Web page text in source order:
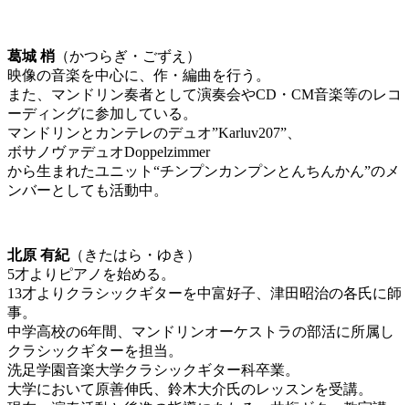
葛城 梢 （かつらぎ・ごずえ）
映像の音楽を中心に、作・編曲を行う。
また、マンドリン奏者として演奏会やCD・CM音楽等のレコ
ーディングに参加している。
マンドリンとカンテレのデュオ”Karluv207”、
ボサノヴァデュオDoppelzimmer
から生まれたユニット“チンプンカンプンとんちんかん”のメ
ンバーとしても活動中。
北原 有紀（きたはら・ゆき）
5才よりピアノを始める。
13才よりクラシックギターを中富好子、津田昭治の各氏に師
事。
中学高校の6年間、マンドリンオーケストラの部活に所属し
クラシックギターを担当。
洗足学園音楽大学クラシックギター科卒業。
大学において原善伸氏、鈴木大介氏のレッスンを受講。